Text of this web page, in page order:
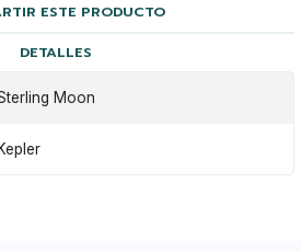
ESTE PRODUCTO
DETALLES
Moon
Kepler